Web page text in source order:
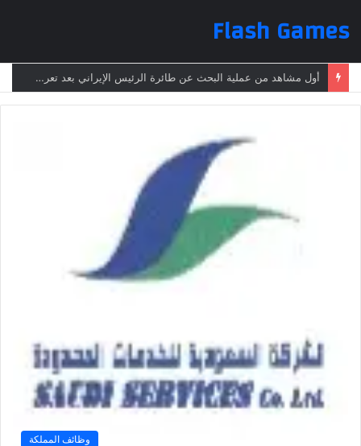
Flash Games
أول مشاهد من عملية البحث عن طائرة الرئيس الإيراني بعد تعرضها لحادث وفقدانها
وظائف المملكة